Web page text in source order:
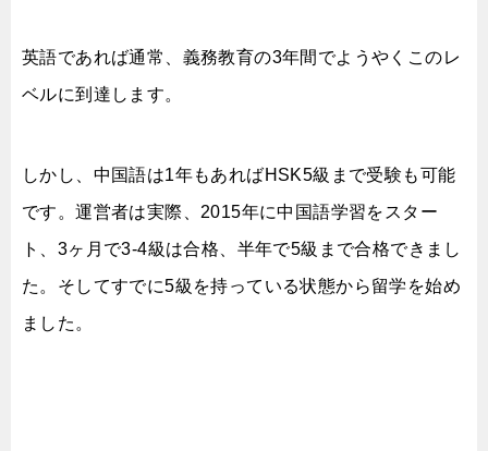
英語であれば通常、義務教育の3年間でようやくこのレ
ベルに到達します。
しかし、中国語は1年もあればHSK5級まで受験も可能
です。運営者は実際、2015年に中国語学習をスター
ト、3ヶ月で3-4級は合格、半年で5級まで合格できまし
た。そしてすでに5級を持っている状態から留学を始め
ました。